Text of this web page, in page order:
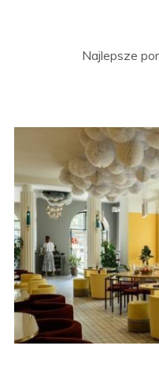
Najlepsze